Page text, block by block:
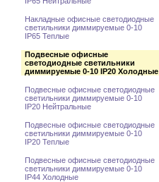
Накладные офисные светодиодные
светильники диммируемые 0-10
IP65 Теплые
Подвесные офисные
светодиодные светильники
диммируемые 0-10 IP20 Холодные
Подвесные офисные светодиодные
светильники диммируемые 0-10
IP20 Нейтральные
Подвесные офисные светодиодные
светильники диммируемые 0-10
IP20 Теплые
Подвесные офисные светодиодные
светильники диммируемые 0-10
IP44 Холодные